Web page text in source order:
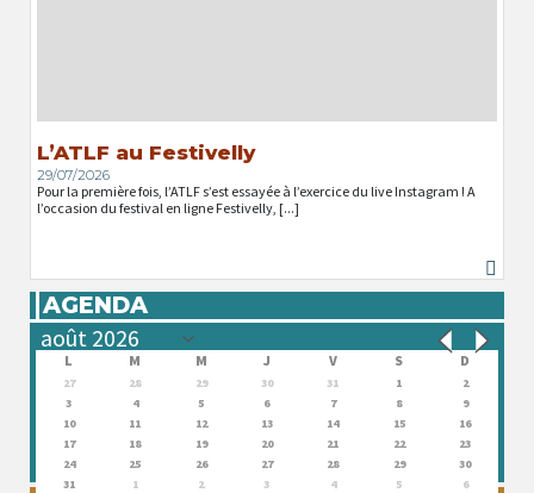
L’ATLF au Festivelly
29/07/2026
Pour la première fois, l’ATLF s’est essayée à l’exercice du live Instagram ! A
l’occasion du festival en ligne Festivelly, [...]
AGENDA
L M M J V S D
27 28 29 30 31 1
2
3
4 5 6 7 8
9
10
11 12 13 14 15
16
17
18 19 20 21 22
23
24
25 26 27 28 29
30
31
1 2 3 4 5 6